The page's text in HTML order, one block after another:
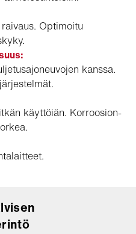
Optimoitu
kanssa.
käyttöiän. Korroosion-